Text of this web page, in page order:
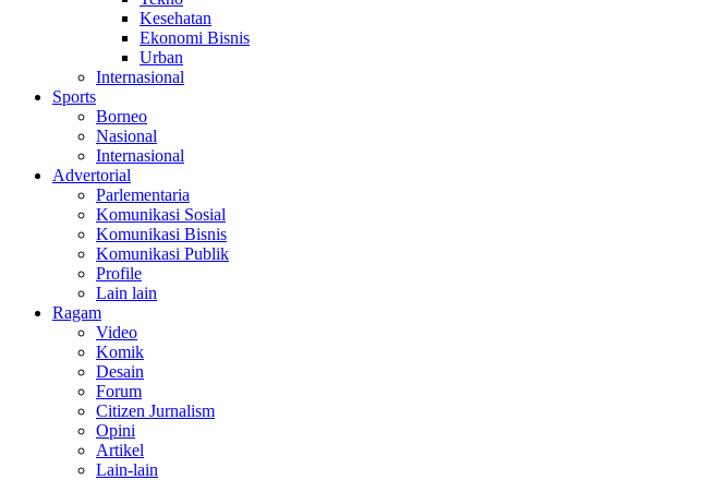
Kesehatan
Ekonomi Bisnis
Urban
Internasional
Sports
Borneo
Nasional
Internasional
Advertorial
Parlementaria
Komunikasi Sosial
Komunikasi Bisnis
Komunikasi Publik
Profile
Lain lain
Ragam
Video
Komik
Desain
Forum
Citizen Jurnalism
Opini
Artikel
Lain-lain